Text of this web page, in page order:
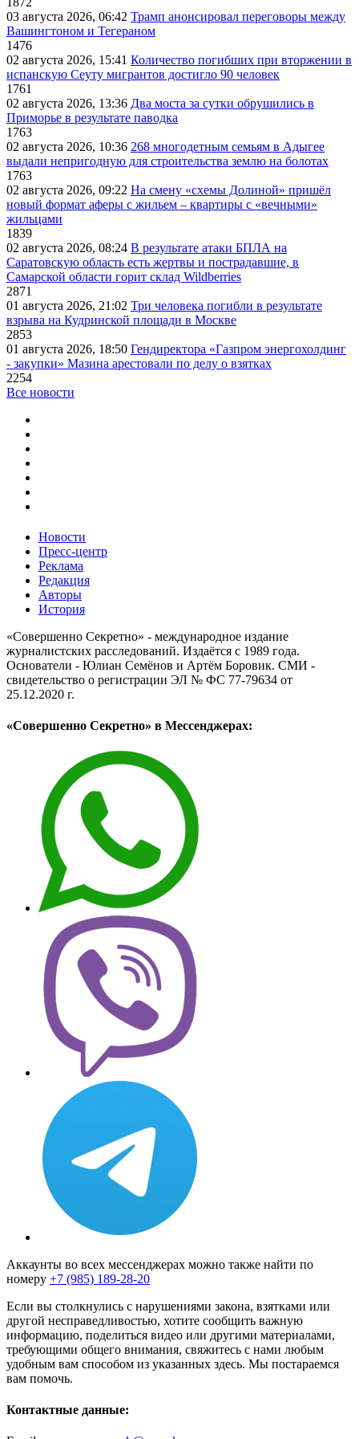
03 августа 2026, 06:42 Трамп анонсировал переговоры между
Вашингтоном и Тегераном
1476
02 августа 2026, 15:41 Количество погибших при вторжении в
испанскую Сеуту мигрантов достигло 90 человек
1761
02 августа 2026, 13:36 Два моста за сутки обрушились в
Приморье в результате паводка
1763
02 августа 2026, 10:36 268 многодетным семьям в Адыгее
выдали непригодную для строительства землю на болотах
1763
02 августа 2026, 09:22 На смену «схемы Долиной» пришёл
новый формат аферы с жильем – квартиры с «вечными»
жильцами
1839
02 августа 2026, 08:24 В результате атаки БПЛА на
Саратовскую область есть жертвы и пострадавшие, в
Самарской области горит склад Wildberries
2871
01 августа 2026, 21:02 Три человека погибли в результате
взрыва на Кудринской площади в Москве
2853
01 августа 2026, 18:50 Гендиректора «Газпром энергохолдинг
- закупки» Мазина арестовали по делу о взятках
2254
Все новости
Новости
Пресс-центр
Реклама
Редакция
Авторы
История
«Совершенно Секретно» - международное издание
журналистских расследований. Издаётся с 1989 года.
Основатели - Юлиан Семёнов и Артём Боровик. CМИ -
свидетельство о регистрации ЭЛ № ФС 77-79634 от
25.12.2020 г.
«Совершенно Секретно» в Мессенджерах:
Аккаунты во всех мессенджерах можно также найти по
номеру +7 (985) 189-28-20
Если вы столкнулись с нарушениями закона, взятками или
другой несправедливостью, хотите сообщить важную
информацию, поделиться видео или другими материалами,
требующими общего внимания, свяжитесь с нами любым
удобным вам способом из указанных здесь. Мы постараемся
вам помочь.
Контактные данные: